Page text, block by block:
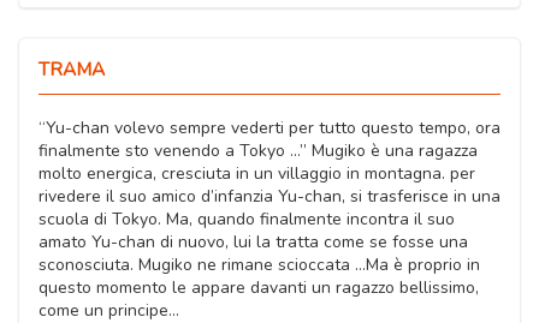
TRAMA
“Yu-chan volevo sempre vederti per tutto questo tempo, ora
finalmente sto venendo a Tokyo …” Mugiko è ​​una ragazza
molto energica, cresciuta in un villaggio in montagna. per
rivedere il suo amico d’infanzia Yu-chan, si trasferisce in una
scuola di Tokyo. Ma, quando finalmente incontra il suo
amato Yu-chan di nuovo, lui la tratta come se fosse una
sconosciuta. Mugiko ne rimane ​​scioccata …Ma è proprio in
questo momento le appare davanti un ragazzo bellissimo,
come un principe…